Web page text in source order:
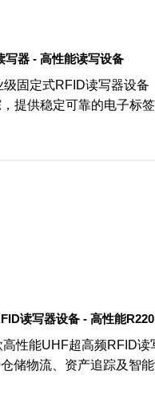
写器 - 高性能读写设备
固定式RFID读写器设
提供稳定可靠的电子标
读写器设备 - 高性能
性能UHF超高频RFID
储物流、资产追踪及智